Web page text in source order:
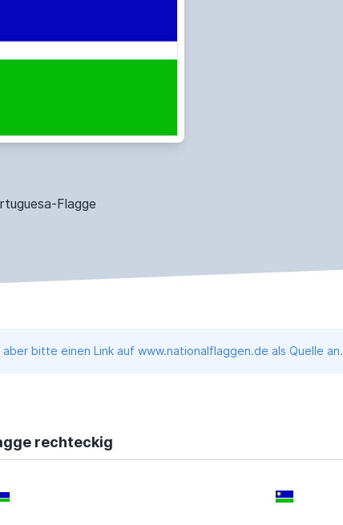
Flagge
bitte einen Link auf www.nationalflaggen.de als Quelle an.
rechteckig